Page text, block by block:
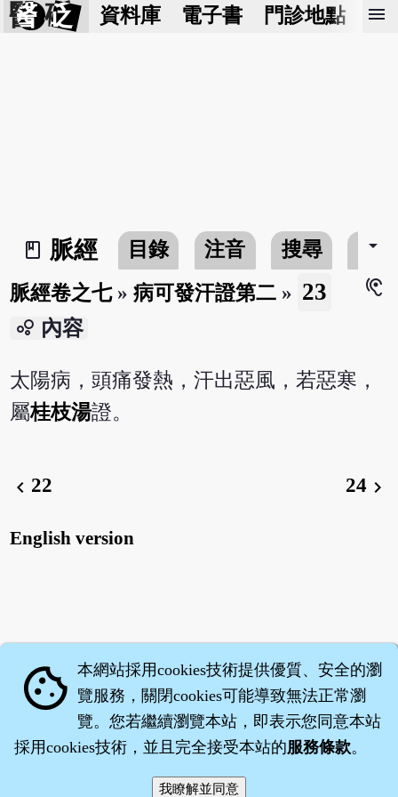
醫 砭 資料庫 電子書 門診地點 預
menu
book_2
脈經 目錄 注音 搜尋 書介
arrow_drop_down
脈經卷之七»病可發汗證第二 » 23
hearing
bubble_chart 內容
太陽病，頭痛發熱，汗出惡風，若惡寒，
屬桂枝湯證。
chevron_left 22 24 chevron_right
English version
cookie 本網站採用cookies技術提供優質、安全的瀏
覽服務，關閉cookies可能導致無法正常瀏
覽。您若繼續瀏覽本站，即表示您同意本站
採用cookies技術，並且完全接受本站的服務條款。